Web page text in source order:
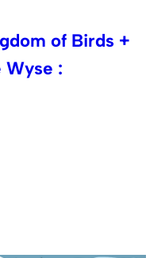
of Birds +
Wyse :